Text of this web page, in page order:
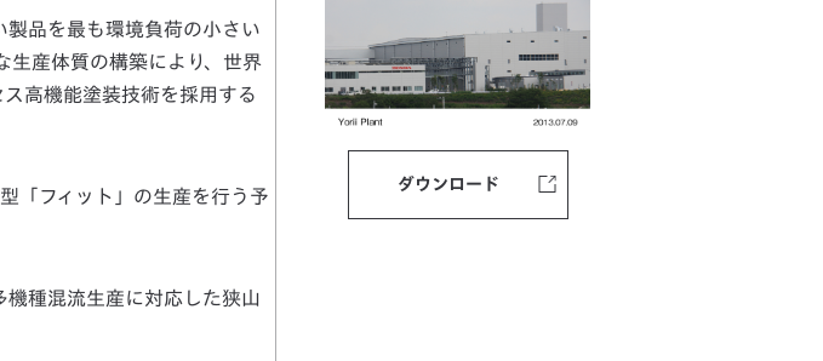
品を最も環境負荷の小さい
生産体質の構築により、世界
高機能塗装技術を採用する
「フィット」の生産を行う予
種混流生産に対応した狭山
ダウンロード